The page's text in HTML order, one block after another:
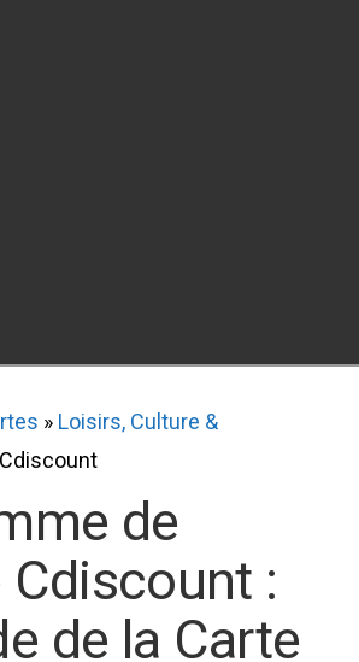
» Loisirs, Culture &
Cdiscount
de
Cdiscount :
de la Carte